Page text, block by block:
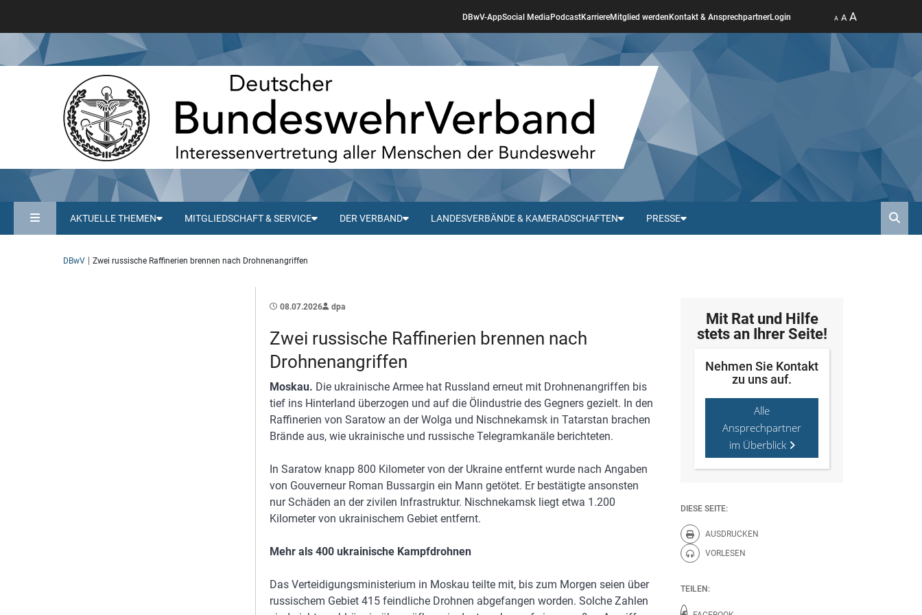
DBwV-AppSocial Media PodcastKarriereMitglied werden Kontakt & AnsprechpartnerLogin A A A
AKTUELLE THEMEN MITGLIEDSCHAFT & SERVICE DER VERBAND LANDESVERBÄNDE & KAMERADSCHAFTEN PRESSE
DBwV Zwei russische Raffinerien brennen nach Drohnenangriffen
08.07.2026 dpa
Zwei russische Raffinerien brennen nach
Drohnenangriffen
Moskau. Die ukrainische Armee hat Russland erneut mit Drohnenangriffen bis
tief ins Hinterland überzogen und auf die Ölindustrie des Gegners gezielt. In den
Raffinerien von Saratow an der Wolga und Nischnekamsk in Tatarstan brachen
Brände aus, wie ukrainische und russische Telegramkanäle berichteten.
In Saratow knapp 800 Kilometer von der Ukraine entfernt wurde nach Angaben
von Gouverneur Roman Bussargin ein Mann getötet. Er bestätigte ansonsten
nur Schäden an der zivilen Infrastruktur. Nischnekamsk liegt etwa 1.200
Kilometer von ukrainischem Gebiet entfernt.
Mehr als 400 ukrainische Kampfdrohnen
Das Verteidigungsministerium in Moskau teilte mit, bis zum Morgen seien über
russischem Gebiet 415 feindliche Drohnen abgefangen worden. Solche Zahlen
Mit Rat und Hilfe
stets an Ihrer Seite!
Nehmen Sie Kontakt
zu uns auf.
Alle
Ansprechpartner
im Überblick
DIESE SEITE:
AUSDRUCKEN
Diese Seite drucken.
VORLESEN
Diese Seite vorlesen.
TEILEN: